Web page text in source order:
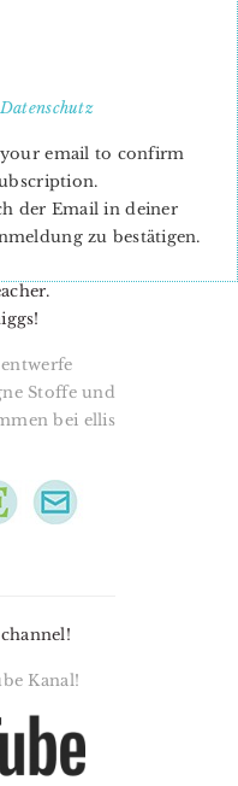
designer,
Stoffe und
bei ellis
Kanal!
Datenschutz
your email to confirm
der Email in deiner
zu bestätigen.